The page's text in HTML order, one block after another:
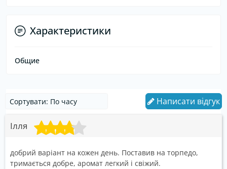
Характеристики
Общие
Написати відгук
Ілля
добрий варіант на кожен день. Поставив на торпедо,
тримається добре, аромат легкий і свіжий.